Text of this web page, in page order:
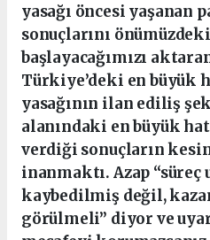
yasağı öncesi yaşanan
sonuçlarını
başlayacağımızı
Türkiye’deki en büyük
yasağının ilan ediliş
alanındaki en büyük
verdiği sonuçların
inanmaktı. Azap “süreç
kaybedilmiş değil,
görülmeli” diyor ve